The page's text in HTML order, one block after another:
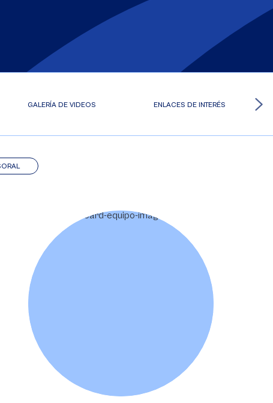
GALERÍA DE VIDEOS ENLACES DE INTERÉS